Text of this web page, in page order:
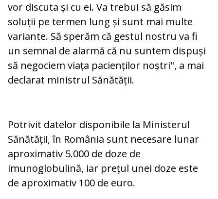
vor discuta și cu ei. Va trebui să găsim
soluții pe termen lung și sunt mai multe
variante. Să sperăm că gestul nostru va fi
un semnal de alarmă că nu suntem dispuși
să negociem viața pacienților noștri", a mai
declarat ministrul Sănătății.
Potrivit datelor disponibile la Ministerul
Sănătății, în România sunt necesare lunar
aproximativ 5.000 de doze de
imunoglobulină, iar prețul unei doze este
de aproximativ 100 de euro.